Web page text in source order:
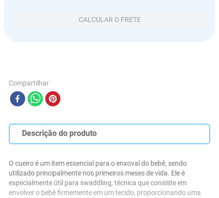
CALCULAR O FRETE
Compartilhar
Descrição do produto
O cueiro é um item essencial para o enxoval do bebê, sendo
utilizado principalmente nos primeiros meses de vida. Ele é
especialmente útil para swaddling, técnica que consiste em
envolver o bebê firmemente em um tecido, proporcionando uma